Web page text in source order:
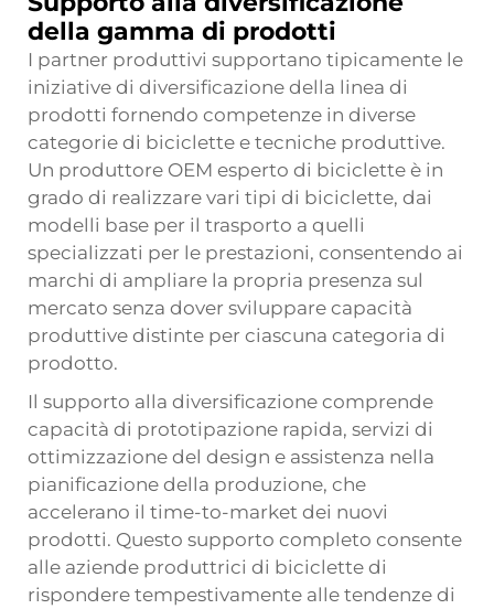
della gamma di prodotti
I partner produttivi supportano tipicamente le
iniziative di diversificazione della linea di
prodotti fornendo competenze in diverse
categorie di biciclette e tecniche produttive.
Un produttore OEM esperto di biciclette è in
grado di realizzare vari tipi di biciclette, dai
modelli base per il trasporto a quelli
specializzati per le prestazioni, consentendo ai
marchi di ampliare la propria presenza sul
mercato senza dover sviluppare capacità
produttive distinte per ciascuna categoria di
prodotto.
Il supporto alla diversificazione comprende
capacità di prototipazione rapida, servizi di
ottimizzazione del design e assistenza nella
pianificazione della produzione, che
accelerano il time-to-market dei nuovi
prodotti. Questo supporto completo consente
alle aziende produttrici di biciclette di
rispondere tempestivamente alle tendenze di